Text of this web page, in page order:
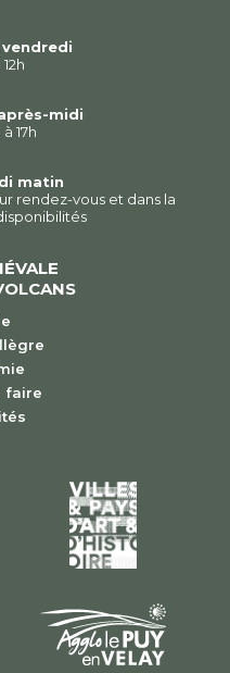
midi
17h
matin
rendez-vous et dans la
faire